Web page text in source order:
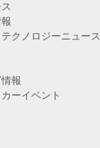
クノロジーニュース
報
ーイベント